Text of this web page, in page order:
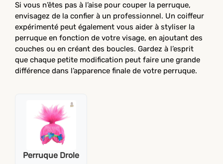
Si vous n’êtes pas à l’aise pour couper la perruque,
envisagez de la confier à un professionnel. Un coiffeur
expérimenté peut également vous aider à styliser la
perruque en fonction de votre visage, en ajoutant des
couches ou en créant des boucles. Gardez à l’esprit
que chaque petite modification peut faire une grande
différence dans l’apparence finale de votre perruque.
Perruque Drole